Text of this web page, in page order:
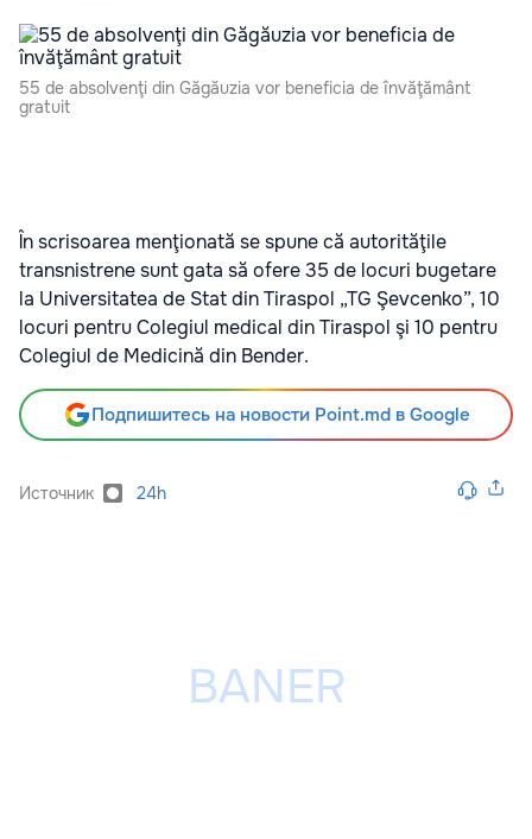
55 de absolvenţi din Găgăuzia vor beneficia de învăţământ
gratuit
În scrisoarea menţionată se spune că autorităţile
transnistrene sunt gata să ofere 35 de locuri bugetare
la Universitatea de Stat din Tiraspol „TG Şevcenko”, 10
locuri pentru Colegiul medical din Tiraspol şi 10 pentru
Colegiul de Medicină din Bender.
Подпишитесь на новости Point.md в Google
Источник 24h